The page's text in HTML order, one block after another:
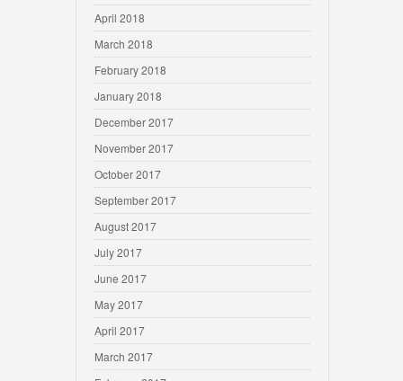
April 2018
March 2018
February 2018
January 2018
December 2017
November 2017
October 2017
September 2017
August 2017
July 2017
June 2017
May 2017
April 2017
March 2017